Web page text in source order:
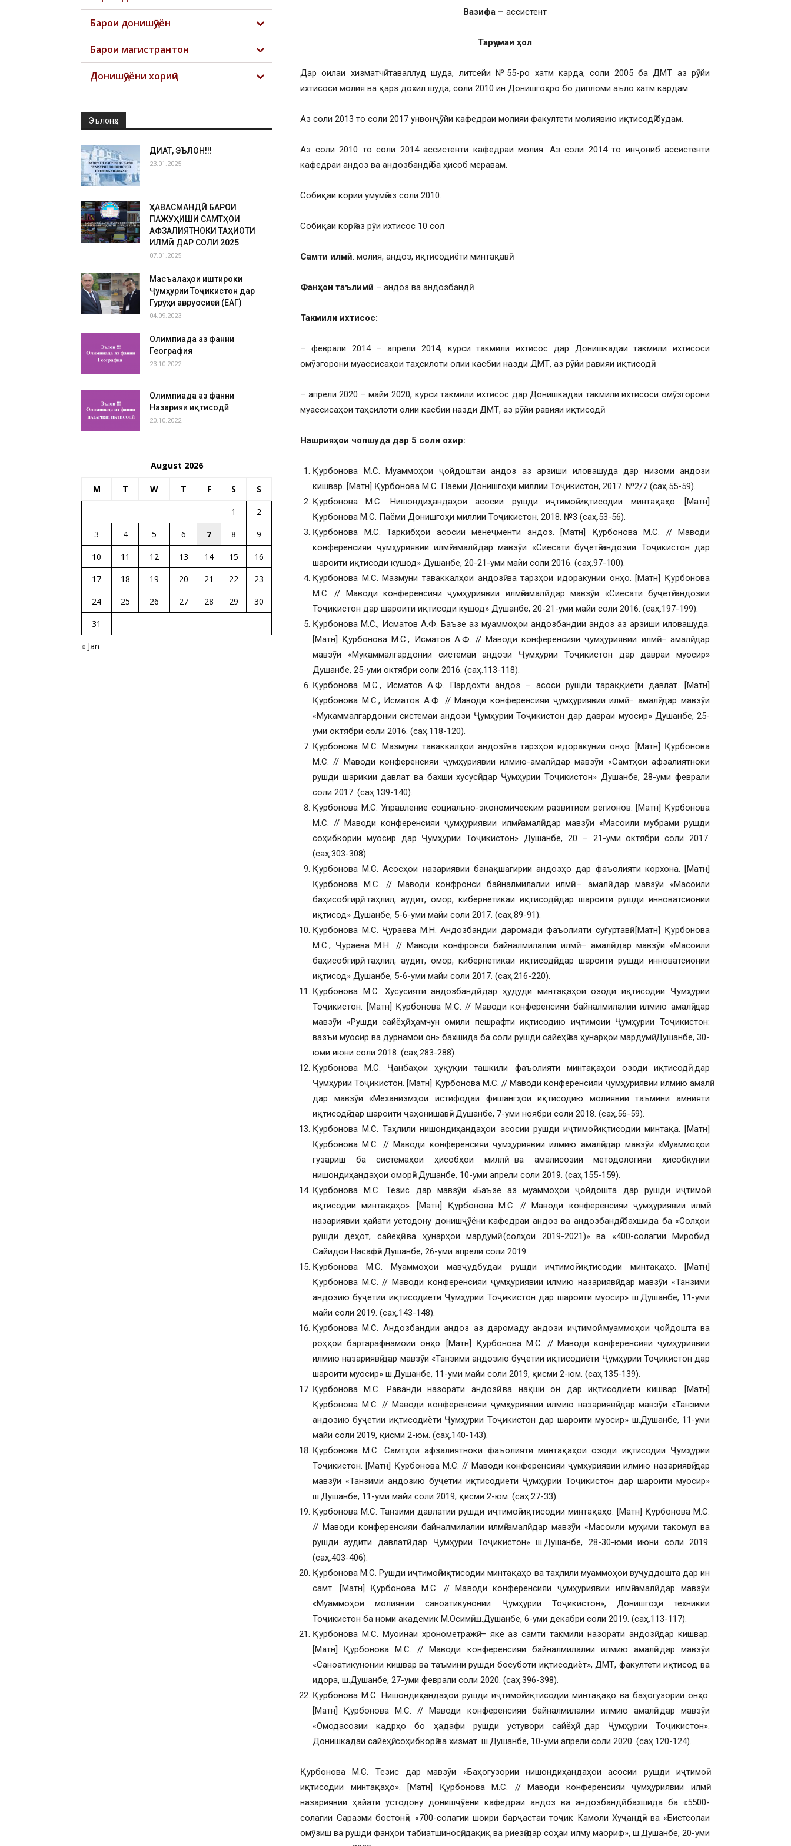
Вазифа – ассистент
Тарҷумаи ҳол
Дар оилаи хизматчӣ таваллуд шуда, литсейи №55-ро хатм карда, соли 2005 ба ДМТ аз рӯйи
ихтисоси молия ва қарз дохил шуда, соли 2010 ин Донишгоҳро бо дипломи аъло хатм кардам.
Аз соли 2013 то соли 2017 унвонҷӯйи кафедраи молияи факултети молиявию иқтисодӣ будам.
Аз соли 2010 то соли 2014 ассистенти кафедраи молия. Аз соли 2014 то инҷониб ассистенти
кафедраи андоз ва андозбандӣ ба ҳисоб меравам.
Собиқаи кории умумӣ аз соли 2010.
Собиқаи корӣ аз рӯи ихтисос 10 сол
Самти илмӣ: молия, андоз, иқтисодиёти минтақавӣ.
Фанҳои таълимӣ – андоз ва андозбандӣ.
Такмили ихтисос:
– феврали 2014 – апрели 2014, курси такмили ихтисос дар Донишкадаи такмили ихтисоси
омӯзгорони муассисаҳои таҳсилоти олии касбии назди ДМТ, аз рӯйи равияи иқтисодӣ.
– апрели 2020 – майи 2020, курси такмили ихтисос дар Донишкадаи такмили ихтисоси омӯзгорони
муассисаҳои таҳсилоти олии касбии назди ДМТ, аз рӯйи равияи иқтисодӣ.
Нашрияҳои чопшуда дар 5 соли охир:
Қурбонова М.С. Муаммоҳои ҷойдоштаи андоз аз арзиши иловашуда дар низоми андози
кишвар. [Матн] Қурбонова М.С. Паёми Донишгоҳи миллии Тоҷикистон, 2017. №2/7 (саҳ.55-59).
Қурбонова М.С. Нишондиҳандаҳои асосии рушди иҷтимоӣ-иқтисодии минтақаҳо. [Матн]
Қурбонова М.С. Паёми Донишгоҳи миллии Тоҷикистон, 2018. №3 (саҳ.53-56).
Қурбонова М.С. Таркибҳои асосии менеҷменти андоз. [Матн] Қурбонова М.С. // Маводи
конференсияи ҷумҳуриявии илмӣ-амалӣ дар мавзӯи «Сиёсати буҷетӣ-андозии Тоҷикистон дар
шароити иқтисоди кушод» Душанбе, 20-21-уми майи соли 2016. (саҳ.97-100).
Қурбонова М.С. Мазмуни таваккалҳои андозӣ ва тарзҳои идоракунии онҳо. [Матн] Қурбонова
М.С. // Маводи конференсияи ҷумҳуриявии илмӣ-амалӣ дар мавзӯи «Сиёсати буҷетӣ-андозии
Тоҷикистон дар шароити иқтисоди кушод» Душанбе, 20-21-уми майи соли 2016. (саҳ.197-199).
Қурбонова М.С., Исматов А.Ф. Баъзе аз муаммоҳои андозбандии андоз аз арзиши иловашуда.
[Матн] Қурбонова М.С., Исматов А.Ф. // Маводи конференсияи ҷумҳуриявии илмӣ – амалӣ дар
мавзӯи «Мукаммалгардонии системаи андози Ҷумҳурии Тоҷикистон дар давраи муосир»
Душанбе, 25-уми октябри соли 2016. (саҳ.113-118).
Қурбонова М.С., Исматов А.Ф. Пардохти андоз – асоси рушди тараққиёти давлат. [Матн]
Қурбонова М.С., Исматов А.Ф. // Маводи конференсияи ҷумҳуриявии илмӣ – амалӣ дар мавзӯи
«Мукаммалгардонии системаи андози Ҷумҳурии Тоҷикистон дар давраи муосир» Душанбе, 25-
уми октябри соли 2016. (саҳ.118-120).
Қурбонова М.С. Мазмуни таваккалҳои андозӣ ва тарзҳои идоракунии онҳо. [Матн] Қурбонова
М.С. // Маводи конференсияи ҷумҳуриявии илмию-амалӣ дар мавзӯи «Самтҳои афзалиятноки
рушди шарикии давлат ва бахши хусусӣ дар Ҷумҳурии Тоҷикистон» Душанбе, 28-уми феврали
соли 2017. (саҳ.139-140).
Қурбонова М.С. Управление социально-экономическим развитием регионов. [Матн] Қурбонова
М.С. // Маводи конференсияи ҷумҳуриявии илмӣ-амалӣ дар мавзӯи «Масоили мубрами рушди
соҳибкории муосир дар Ҷумҳурии Тоҷикистон» Душанбе, 20 – 21-уми октябри соли 2017.
(саҳ.303-308).
Қурбонова М.С. Асосҳои назариявии банақшагирии андозҳо дар фаъолияти корхона. [Матн]
Қурбонова М.С. // Маводи конфронси байналмилалии илмӣ – амалӣ дар мавзӯи «Масоили
баҳисобгирӣ, таҳлил, аудит, омор, кибернетикаи иқтисодӣ дар шароити рушди инноватсионии
иқтисод» Душанбе, 5-6-уми майи соли 2017. (саҳ.89-91).
Қурбонова М.С. Ҷураева М.Н. Андозбандии даромади фаъолияти суѓуртавӣ. [Матн] Қурбонова
М.С., Ҷураева М.Н. // Маводи конфронси байналмилалии илмӣ – амалӣ дар мавзӯи «Масоили
баҳисобгирӣ, таҳлил, аудит, омор, кибернетикаи иқтисодӣ дар шароити рушди инноватсионии
иқтисод» Душанбе, 5-6-уми майи соли 2017. (саҳ.216-220).
Қурбонова М.С. Хусусияти андозбандӣ дар ҳудуди минтақаҳои озоди иқтисодии Ҷумҳурии
Тоҷикистон. [Матн] Қурбонова М.С. // Маводи конференсияи байналмилалии илмию амалӣ дар
мавзӯи «Рушди сайёҳӣ ҳамчун омили пешрафти иқтисодию иҷтимоии Ҷумҳурии Тоҷикистон:
вазъи муосир ва дурнамои он» бахшида ба соли рушди сайёҳӣ ва ҳунарҳои мардумӣ. Душанбе, 30-
юми июни соли 2018. (саҳ.283-288).
Қурбонова М.С. Ҷанбаҳои ҳуқуқии ташкили фаъолияти минтақаҳои озоди иқтисодӣ дар
Ҷумҳурии Тоҷикистон. [Матн] Қурбонова М.С. // Маводи конференсияи ҷумҳуриявии илмию амалӣ
дар мавзӯи «Механизмҳои истифодаи фишангҳои иқтисодию молиявии таъмини амнияти
иқтисодӣ дар шароити ҷаҳонишавӣ» Душанбе, 7-уми ноябри соли 2018. (саҳ.56-59).
Қурбонова М.С. Таҳлили нишондиҳандаҳои асосии рушди иҷтимоӣ-иқтисодии минтақа. [Матн]
Қурбонова М.С. // Маводи конференсияи ҷумҳуриявии илмию амалӣ дар мавзӯи «Муаммоҳои
гузариш ба системаҳои ҳисобҳои миллӣ ва амалисозии методологияи ҳисобкунии
нишондиҳандаҳои оморӣ» Душанбе, 10-уми апрели соли 2019. (саҳ.155-159).
Қурбонова М.С. Тезис дар мавзӯи «Баъзе аз муаммоҳои ҷойдошта дар рушди иҷтимоӣ-
иқтисодии минтақаҳо». [Матн] Қурбонова М.С. // Маводи конференсияи ҷумҳуриявии илмӣ-
назариявии ҳайати устодону донишҷӯёни кафедраи андоз ва андозбандӣ бахшида ба «Солҳои
рушди деҳот, сайёҳӣ ва ҳунарҳои мардумӣ (солҳои 2019-2021)» ва «400-солагии Миробид
Сайидои Насафӣ» Душанбе, 26-уми апрели соли 2019.
Қурбонова М.С. Муаммоҳои мавҷудбудаи рушди иҷтимоӣ-иқтисодии минтақаҳо. [Матн]
Қурбонова М.С. // Маводи конференсияи ҷумҳуриявии илмию назариявӣ дар мавзӯи «Танзими
андозию буҷетии иқтисодиёти Ҷумҳурии Тоҷикистон дар шароити муосир» ш.Душанбе, 11-уми
майи соли 2019. (саҳ.143-148).
Қурбонова М.С. Андозбандии андоз аз даромаду андози иҷтимоӣ: муаммоҳои ҷойдошта ва
роҳҳои бартарафнамоии онҳо. [Матн] Қурбонова М.С. // Маводи конференсияи ҷумҳуриявии
илмию назариявӣ дар мавзӯи «Танзими андозию буҷетии иқтисодиёти Ҷумҳурии Тоҷикистон дар
шароити муосир» ш.Душанбе, 11-уми майи соли 2019, қисми 2-юм. (саҳ.135-139).
Қурбонова М.С. Раванди назорати андозӣ ва нақши он дар иқтисодиёти кишвар. [Матн]
Қурбонова М.С. // Маводи конференсияи ҷумҳуриявии илмию назариявӣ дар мавзӯи «Танзими
андозию буҷетии иқтисодиёти Ҷумҳурии Тоҷикистон дар шароити муосир» ш.Душанбе, 11-уми
майи соли 2019, қисми 2-юм. (саҳ.140-143).
Қурбонова М.С. Самтҳои афзалиятноки фаъолияти минтақаҳои озоди иқтисодии Ҷумҳурии
Тоҷикистон. [Матн] Қурбонова М.С. // Маводи конференсияи ҷумҳуриявии илмию назариявӣ дар
мавзӯи «Танзими андозию буҷетии иқтисодиёти Ҷумҳурии Тоҷикистон дар шароити муосир»
ш.Душанбе, 11-уми майи соли 2019, қисми 2-юм. (саҳ.27-33).
Қурбонова М.С. Танзими давлатии рушди иҷтимоӣ-иқтисодии минтақаҳо. [Матн] Қурбонова М.С.
// Маводи конференсияи байналмилалии илмӣ-амалӣ дар мавзӯи «Масоили муҳими такомул ва
рушди аудити давлатӣ дар Ҷумҳурии Тоҷикистон» ш.Душанбе, 28-30-юми июни соли 2019.
(саҳ.403-406).
Қурбонова М.С. Рушди иҷтимоӣ-иқтисодии минтақаҳо ва таҳлили муаммоҳои вуҷуддошта дар ин
самт. [Матн] Қурбонова М.С. // Маводи конференсияи ҷумҳуриявии илмӣ-амалӣ дар мавзӯи
«Муаммоҳои молиявии саноатикунонии Ҷумҳурии Тоҷикистон», Донишгоҳи техникии
Тоҷикистон ба номи академик М.Осимӣ, ш.Душанбе, 6-уми декабри соли 2019. (саҳ.113-117).
Қурбонова М.С. Муоинаи хронометражӣ – яке аз самти такмили назорати андозӣ дар кишвар.
[Матн] Қурбонова М.С. // Маводи конференсияи байналмилалии илмию амалӣ дар мавзӯи
«Саноатикунонии кишвар ва таъмини рушди босуботи иқтисодиёт», ДМТ, факултети иқтисод ва
идора, ш.Душанбе, 27-уми феврали соли 2020. (саҳ.396-398).
Қурбонова М.С. Нишондиҳандаҳои рушди иҷтимоӣ-иқтисодии минтақаҳо ва баҳогузории онҳо.
[Матн] Қурбонова М.С. // Маводи конференсияи байналмилалии илмию амалӣ дар мавзӯи
«Омодасозии кадрҳо бо ҳадафи рушди устувори сайёҳӣ дар Ҷумҳурии Тоҷикистон».
Донишкадаи сайёҳӣ, соҳибкорӣ ва хизмат. ш.Душанбе, 10-уми апрели соли 2020. (саҳ.120-124).
Қурбонова М.С. Тезис дар мавзӯи «Баҳогузории нишондиҳандаҳои асосии рушди иҷтимоӣ-
иқтисодии минтақаҳо». [Матн] Қурбонова М.С. // Маводи конференсияи ҷумҳуриявии илмӣ-
назариявии ҳайати устодону донишҷӯёни кафедраи андоз ва андозбандӣ бахшида ба «5500-
солагии Саразми бостонӣ», «700-солагии шоири барҷастаи тоҷик Камоли Хуҷандӣ» ва «Бистсолаи
омӯзиш ва рушди фанҳои табиатшиносӣ, дақиқ ва риёзӣ дар соҳаи илму маориф», ш.Душанбе, 20-уми
Барои донишҷӯён
Барои магистрантон
Донишҷӯёни хориҷӣ
Эълонҳо
ДИҚҚАТ, ЭЪЛОН!!!
23.01.2025
ҲАВАСМАНДӢ БАРОИ
ПАЖУҲИШИ САМТҲОИ
АФЗАЛИЯТНОКИ ТАҲҚИҚОТИ
ИЛМӢ ДАР СОЛИ 2025
07.01.2025
Масъалаҳои иштироки
Ҷумҳурии Тоҷикистон дар
Гурӯҳи авруосиеӣ (ЕАГ)
04.09.2023
Олимпиада аз фанни
География
23.10.2022
Олимпиада аз фанни
Назарияи иқтисодӣ
20.10.2022
August 2026
M T W T F S S
« Jan
1
2
3
4 5 6 7 8
9
10
11 12 13 14 15
16
17
18 19 20 21 22
23
24
25 26 27 28 29
30
31